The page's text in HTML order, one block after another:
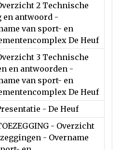
2 Technische
en antwoord -
van sport- en
De Heuf
3 Technische
en antwoorden -
van sport- en
De Heuf
- De Heuf
- Overzicht
- Overname